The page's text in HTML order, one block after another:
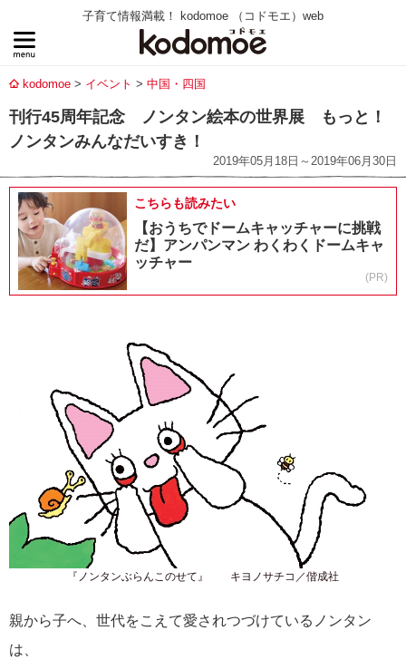
子育て情報満載！ kodomoe （コドモエ）web
kodomoe イベント 中国・四国
刊行45周年記念 ノンタン絵本の世界展 もっと！
ノンタンみんなだいすき！
2019年05月18日～2019年06月30日
こちらも読みたい
【おうちでドームキャッチャーに挑戦
だ】アンパンマン わくわくドームキャ
ッチャー
(PR)
『ノンタンぶらんこのせて』 キヨノサチコ／偕成社
親から子へ、世代をこえて愛されつづけているノンタン
は、